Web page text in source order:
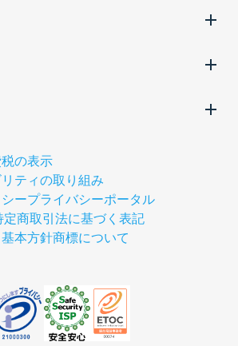
の表示
ティの取り組み
ープライバシーポータル
定商取引法に基づく表記
本方針商標について